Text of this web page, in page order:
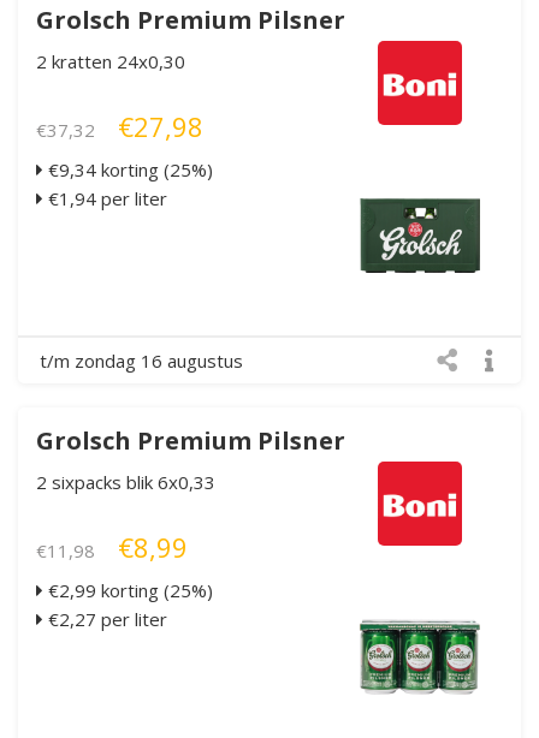
Grolsch Premium Pilsner
2 kratten 24x0,30
€37,32 €27,98
€9,34 korting (25%)
€1,94 per liter
t/m zondag 16 augustus
Grolsch Premium Pilsner
2 sixpacks blik 6x0,33
€11,98 €8,99
€2,99 korting (25%)
€2,27 per liter